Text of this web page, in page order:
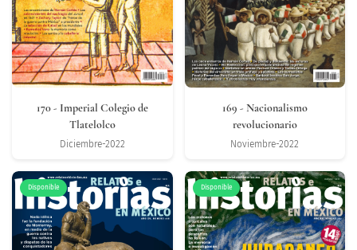
170- Imperial Colegio de
Tlatelolco
Diciembre-2022
169 - Nacionalismo
revolucionario
Noviembre-2022
Disponible Disponible